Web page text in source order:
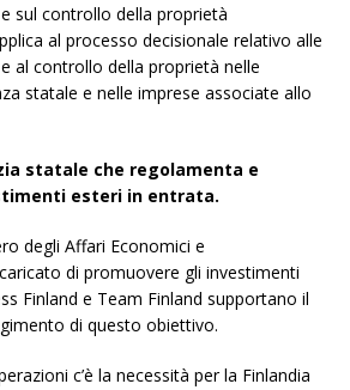
sul controllo della proprietà
al processo decisionale relativo alle
al controllo della proprietà nelle
statale e nelle imprese associate allo
statale che regolamenta e
esteri in entrata.
degli Affari Economici e
di promuovere gli investimenti
Finland e Team Finland supportano il
di questo obiettivo.
c’è la necessità per la Finlandia